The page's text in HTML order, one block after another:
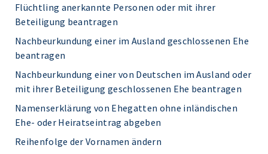
Flüchtling anerkannte Personen oder mit ihrer
Beteiligung beantragen
Nachbeurkundung einer im Ausland geschlossenen Ehe
beantragen
Nachbeurkundung einer von Deutschen im Ausland oder
mit ihrer Beteiligung geschlossenen Ehe beantragen
Namenserklärung von Ehegatten ohne inländischen
Ehe- oder Heiratseintrag abgeben
Reihenfolge der Vornamen ändern